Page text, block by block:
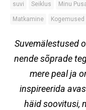
suvi Seiklus Minu
Matkamine Kogemused
Suvemälestused
nende sõprade
mere peal ja
inspireerida
häid soovitusi,